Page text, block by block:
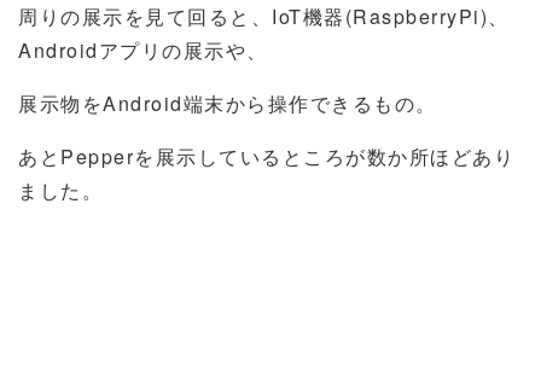
周りの展示を見て回ると、IoT機器(RaspberryPi)、
Androidアプリの展示や、
展示物をAndroid端末から操作できるもの。
あとPepperを展示しているところが数か所ほどあり
ました。